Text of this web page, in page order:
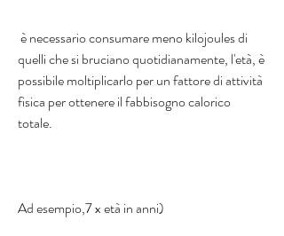
quelli che si bruciano quotidianamente, l'età, è
possibile moltiplicarlo per un fattore di attività
fisica per ottenere il fabbisogno calorico
totale.
Ad esempio,7 x età in anni)